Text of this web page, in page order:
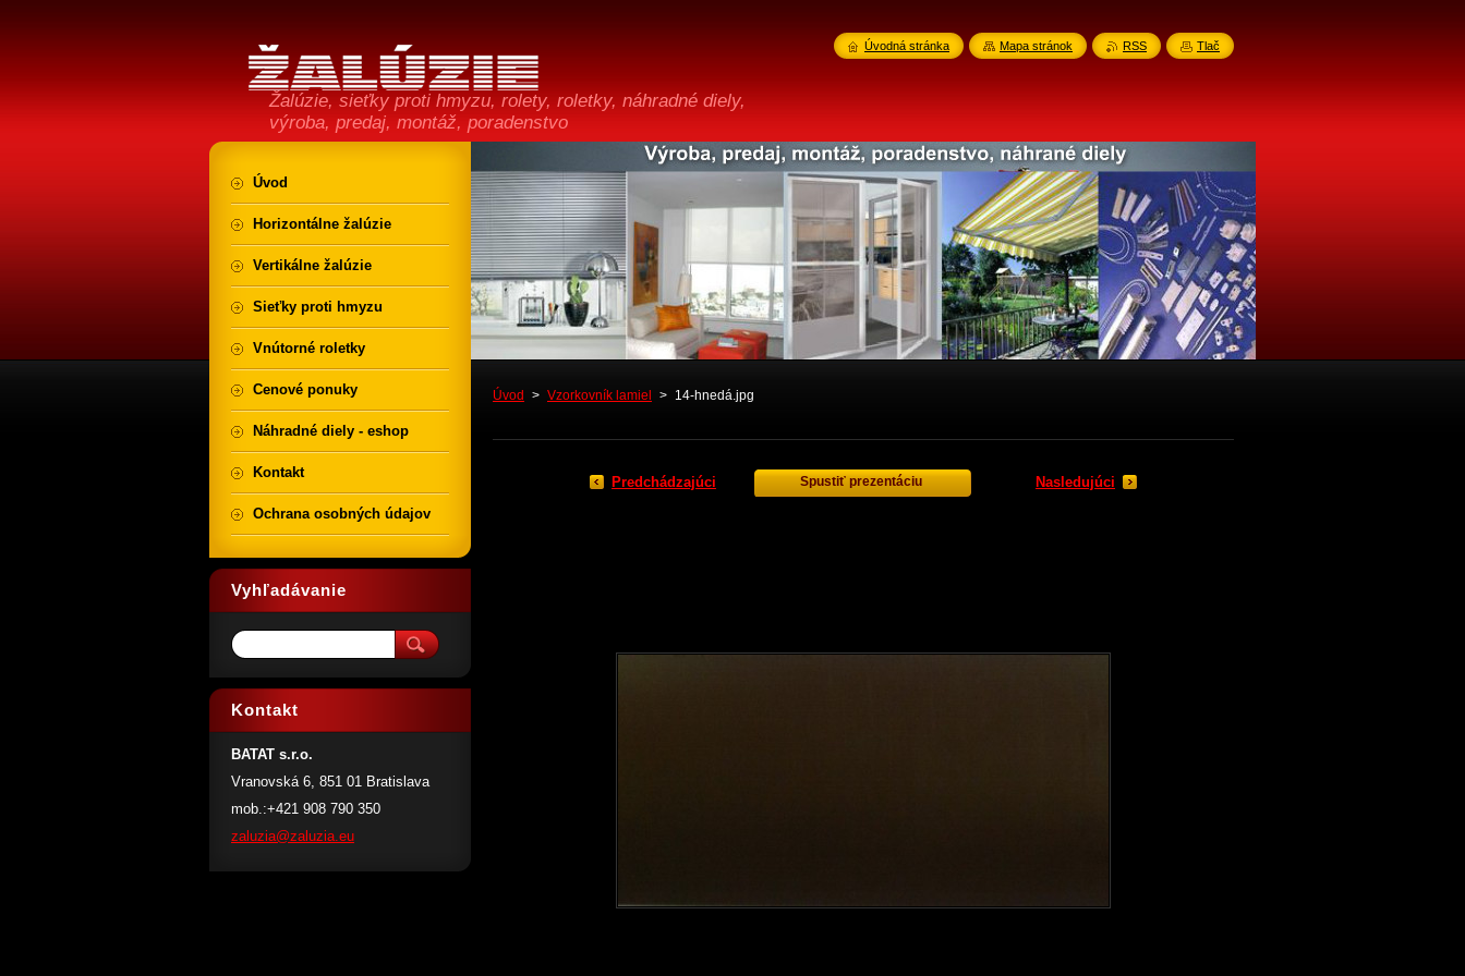
Žalúzie, sieťky proti hmyzu, rolety, roletky, náhradné diely,
výroba, predaj, montáž, poradenstvo
Úvod > Vzorkovník lamiel > 14-hnedá.jpg
Predchádzajúci Spustiť prezentáciu Nasledujúci
Úvod
Horizontálne žalúzie
Vertikálne žalúzie
Sieťky proti hmyzu
Vnútorné roletky
Cenové ponuky
Náhradné diely - eshop
Kontakt
Ochrana osobných údajov
Vyhľadávanie
Kontakt
BATAT s.r.o.
Vranovská 6, 851 01 Bratislava
mob.:+421 908 790 350
zaluzia@zaluzia.eu
Úvodná stránka Mapa stránok RSS Tlač